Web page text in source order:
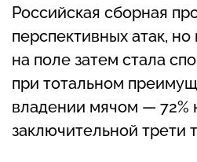
Российская сборная
перспективных атак,
на поле затем стала
при тотальном
владении мячом — 72%
заключительной трети